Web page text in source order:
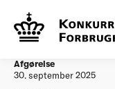
Vandtilsyn
Afgørelse
30. september 2025